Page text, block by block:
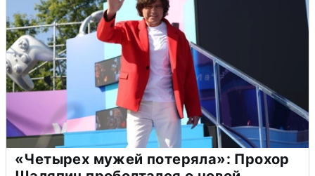
«Четырех мужей потеряла»: Прохор